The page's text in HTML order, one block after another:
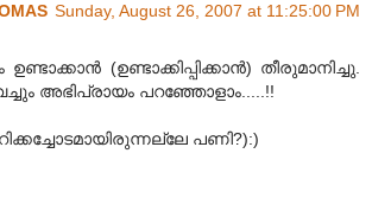
Sunday, August 26, 2007 at 11:25:00 PM
(ഉണ്ടാക്കിപ്പിക്കാന്‍) തീരുമാനിച്ചു.
വച്ചും അഭിപ്രായം പറഞ്ഞോളാം.....!!
പണി?):)